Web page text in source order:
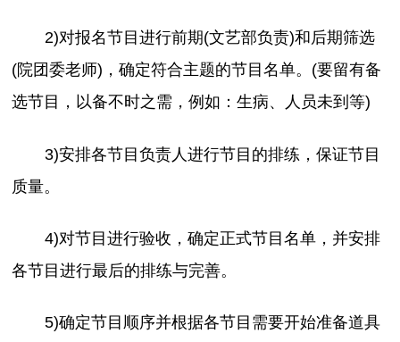
2)对报名节目进行前期(文艺部负责)和后期筛选
(院团委老师)，确定符合主题的节目名单。(要留有备
选节目，以备不时之需，例如：生病、人员未到等)
3)安排各节目负责人进行节目的排练，保证节目
质量。
4)对节目进行验收，确定正式节目名单，并安排
各节目进行最后的排练与完善。
5)确定节目顺序并根据各节目需要开始准备道具